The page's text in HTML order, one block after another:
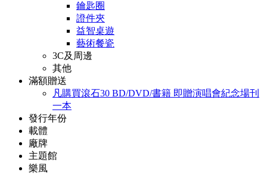
鑰匙圈
證件夾
益智桌遊
藝術餐瓷
3C及周邊
其他
滿額贈送
凡購買滾石30 BD/DVD/書籍 即贈演唱會紀念場刊
一本
發行年份
載體
廠牌
主題館
樂風